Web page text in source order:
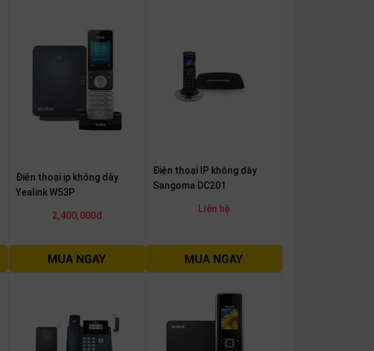
Điện thoại ip không dây
Yealink W53P
2,400,000đ
Điện thoại IP không dây
Sangoma DC201
Liên hệ